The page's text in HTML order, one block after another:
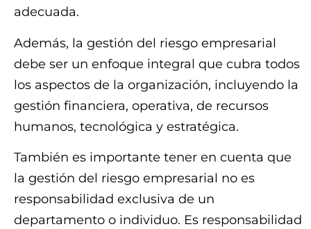
adecuada.
Además, la gestión del riesgo empresarial
debe ser un enfoque integral que cubra todos
los aspectos de la organización, incluyendo la
gestión financiera, operativa, de recursos
humanos, tecnológica y estratégica.
También es importante tener en cuenta que
la gestión del riesgo empresarial no es
responsabilidad exclusiva de un
departamento o individuo. Es responsabilidad